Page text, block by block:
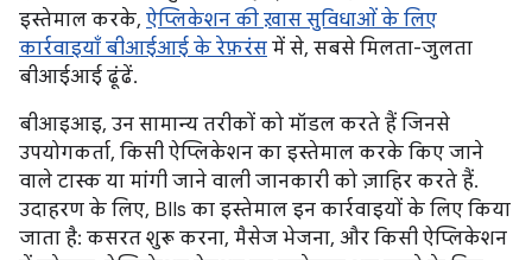
इस्तेमाल करके, ऐप्लिकेशन की ख़ास सुविधाओं के लिए
कार्रवाइयाँ बीआईआई के रेफ़रंस में से, सबसे मिलता-जुलता
बीआईआई ढूंढें.
बीआइआइ, उन सामान्य तरीकों को मॉडल करते हैं जिनसे
उपयोगकर्ता, किसी ऐप्लिकेशन का इस्तेमाल करके किए जाने
वाले टास्क या मांगी जाने वाली जानकारी को ज़ाहिर करते हैं.
उदाहरण के लिए, BIIs का इस्तेमाल इन कार्रवाइयों के लिए किया
जाता है: कसरत शुरू करना, मैसेज भेजना, और किसी ऐप्लिकेशन